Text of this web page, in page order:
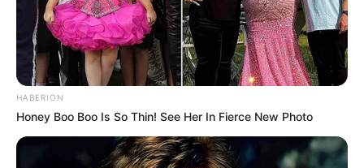
HABERION
Honey Boo Boo Is So Thin! See Her In Fierce New Photo